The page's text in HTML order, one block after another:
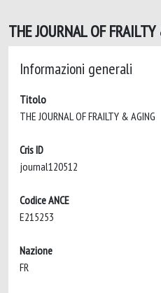
THE JOURNAL OF
Informazioni generali
Titolo
Cris ID
Codice ANCE
Nazione